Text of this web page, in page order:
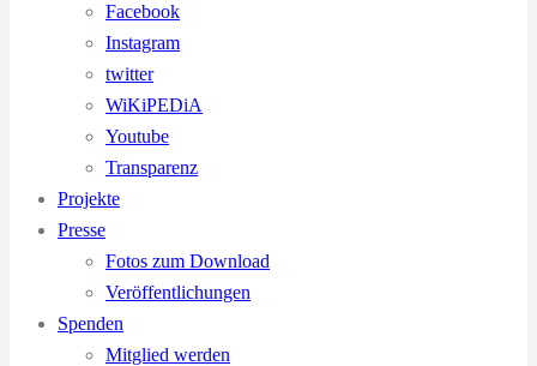
Facebook
Instagram
twitter
WiKiPEDiA
Youtube
Transparenz
Projekte
Presse
Fotos zum Download
Veröffentlichungen
Spenden
Mitglied werden